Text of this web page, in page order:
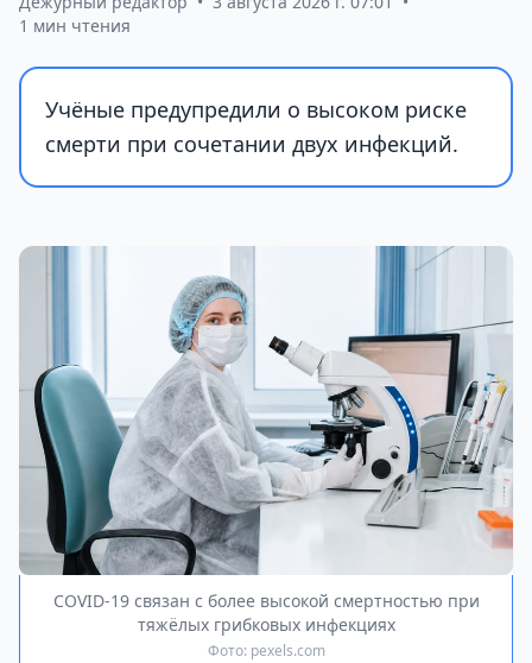
1 мин чтения
Учёные предупредили о высоком риске
смерти при сочетании двух инфекций.
COVID-19 связан с более высокой смертностью при
тяжёлых грибковых инфекциях
Фото: pexels.com